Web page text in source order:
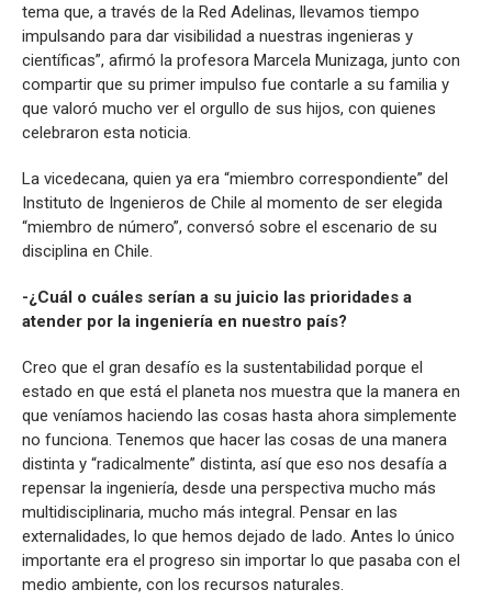
tema que, a través de la Red Adelinas, llevamos tiempo
impulsando para dar visibilidad a nuestras ingenieras y
científicas”, afirmó la profesora Marcela Munizaga, junto con
compartir que su primer impulso fue contarle a su familia y
que valoró mucho ver el orgullo de sus hijos, con quienes
celebraron esta noticia.
La vicedecana, quien ya era “miembro correspondiente” del
Instituto de Ingenieros de Chile al momento de ser elegida
“miembro de número”, conversó sobre el escenario de su
disciplina en Chile.
-¿Cuál o cuáles serían a su juicio las prioridades a
atender por la ingeniería en nuestro país?
Creo que el gran desafío es la sustentabilidad porque el
estado en que está el planeta nos muestra que la manera en
que veníamos haciendo las cosas hasta ahora simplemente
no funciona. Tenemos que hacer las cosas de una manera
distinta y “radicalmente” distinta, así que eso nos desafía a
repensar la ingeniería, desde una perspectiva mucho más
multidisciplinaria, mucho más integral. Pensar en las
externalidades, lo que hemos dejado de lado. Antes lo único
importante era el progreso sin importar lo que pasaba con el
medio ambiente, con los recursos naturales.